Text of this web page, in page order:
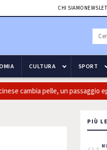
CHI SIAMO
CULTURA SPORT
pelle, un passaggio
PIÙ